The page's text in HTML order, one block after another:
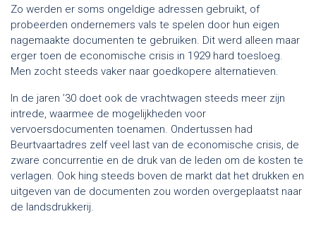
Zo werden er soms ongeldige adressen gebruikt, of
probeerden ondernemers vals te spelen door hun eigen
nagemaakte documenten te gebruiken. Dit werd alleen maar
erger toen de economische crisis in 1929 hard toesloeg.
Men zocht steeds vaker naar goedkopere alternatieven.
In de jaren ’30 doet ook de vrachtwagen steeds meer zijn
intrede, waarmee de mogelijkheden voor
vervoersdocumenten toenamen. Ondertussen had
Beurtvaartadres zelf veel last van de economische crisis, de
zware concurrentie en de druk van de leden om de kosten te
verlagen. Ook hing steeds boven de markt dat het drukken en
uitgeven van de documenten zou worden overgeplaatst naar
de landsdrukkerij.